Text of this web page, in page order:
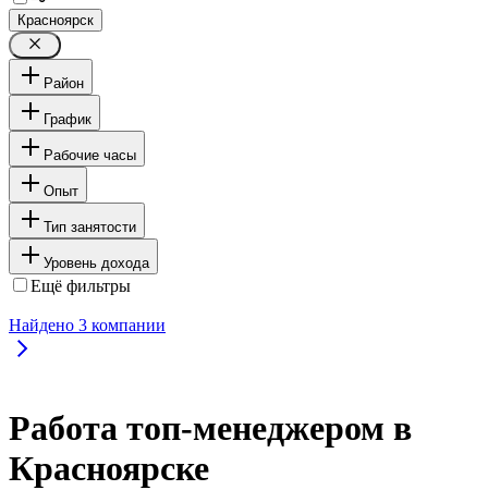
Красноярск
Район
График
Рабочие часы
Опыт
Тип занятости
Уровень дохода
Ещё фильтры
Найдено 3 компании
Работа топ-менеджером в
Красноярске